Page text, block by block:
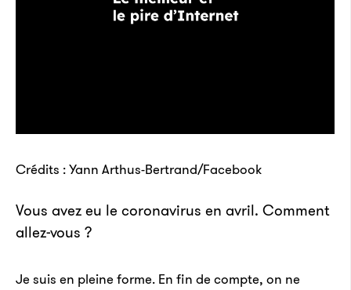
Crédits : Yann Arthus-Bertrand/Facebook
Vous avez eu le coronavirus en avril. Comment
allez-vous ?
Je suis en pleine forme. En fin de compte, on ne